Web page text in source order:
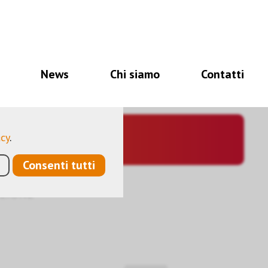
News Chi siamo Contatti
per il corretto
altri ancora ci
ottimizzare
.
Consenti tutti